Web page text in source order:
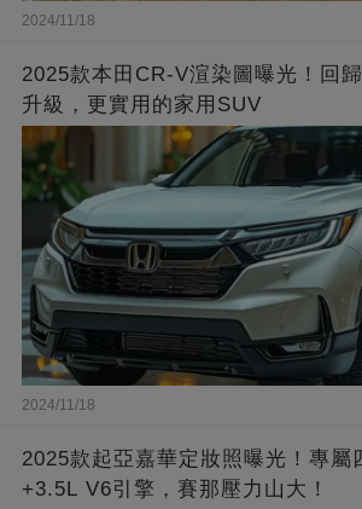
2024/11/18
2025款本田CR-V渲染圖曝光！回
升級，更實用的家用SUV
2024/11/18
2025款起亞嘉華定妝照曝光！專屬
+3.5L V6引擎，賽那壓力山大！